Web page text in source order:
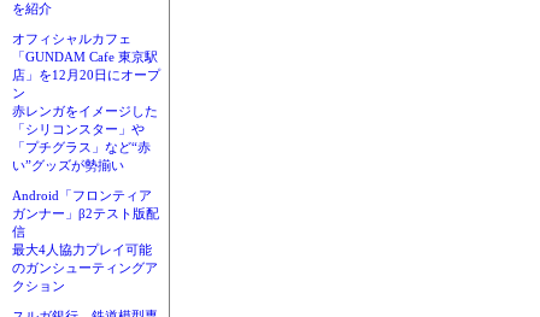
を紹介
オフィシャルカフェ
「GUNDAM Cafe 東京駅
店」を12月20日にオープ
ン
赤レンガをイメージした
「シリコンスター」や
「プチグラス」など“赤
い”グッズが勢揃い
Android「フロンティア
ガンナー」β2テスト版配
信
最大4人協力プレイ可能
のガンシューティングア
クション